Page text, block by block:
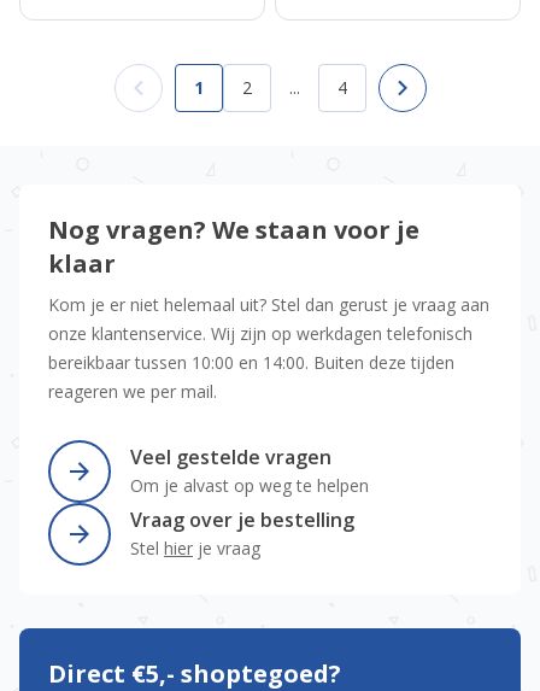
U lees momenteel pagina
1 Pagina
2 ... Pagina
4
Nog vragen? We staan voor je
klaar
Kom je er niet helemaal uit? Stel dan gerust je vraag aan
onze klantenservice. Wij zijn op werkdagen telefonisch
bereikbaar tussen 10:00 en 14:00. Buiten deze tijden
reageren we per mail.
Veel gestelde vragen
Om je alvast op weg te helpen
Vraag over je bestelling
Stel hier je vraag
Direct €5,- shoptegoed?